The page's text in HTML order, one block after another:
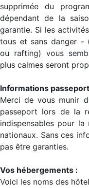
supprimée du
dépendant de la
garantie. Si les
tous et sans danger -
ou rafting) vous
plus calmes seront
Informations
Merci de vous munir
passeport lors de la
indispensables pour
nationaux. Sans ces
pas être garanties.
Vos hébergements :
Voici les noms des